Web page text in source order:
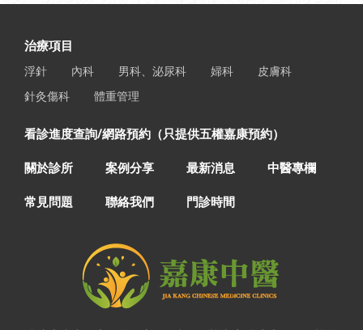
治療項目
浮針 內科 男科、泌尿科 婦科
皮膚科
針灸傷科
體重管理
看診進度查詢/網路預約（只提供五權嘉康預約）
關於診所 案例分享 最新消息 中醫專欄
常見問題 聯絡我們 門診時間